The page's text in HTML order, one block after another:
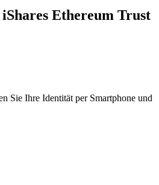
Ethereum Trust
Sie Ihre Identität per Smartphone und